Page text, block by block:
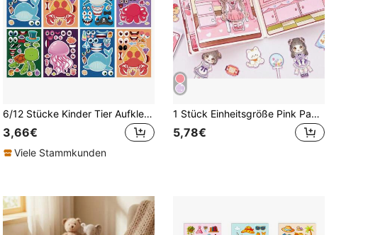
6/12 Stücke Kinder Tier Aufkleber, Ozean Hai Krake Krabbe Schildkröte Aufkleber, DIY Verkleidungs Aufkleber für Urlaubsparty Geschenktüten, Füllstoffe, Schul-Bastelarbeiten, Geburtstagsgeschenke
3,66€
Viele Stammkunden
1 Stück Einheitsgröße Pink Papier Spielzeugbuch Mit Puppen Für Den Täglichen Gebrauch, Diy Handwerksmaterial, Kein Schnitt, Diy-scrapbook
5,78€